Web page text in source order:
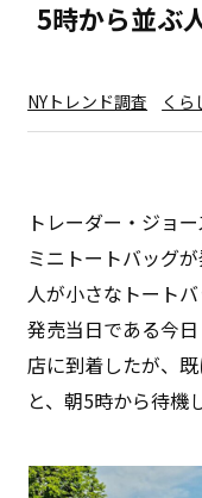
5時から並ぶ
NYトレンド調査 くら
トレーダー・ジョ
ミニトートバッグ
人が小さなトート
発売当日である今
店に到着したが、
と、朝5時から待機